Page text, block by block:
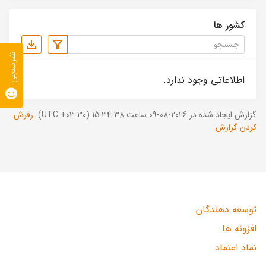
کشور ها
اطلاعاتی وجود ندارد.
گزارش ایجاد شده در 2026-08-09 ساعت 15:34:38 (UTC +03:30).
رفرش
کردن گزارش
توسعه دهندگان
افزونه ها
نماد اعتماد
نظرسنجی